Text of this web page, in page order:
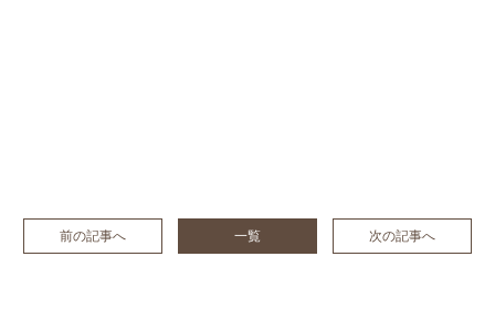
前の記事へ 一覧 次の記事へ